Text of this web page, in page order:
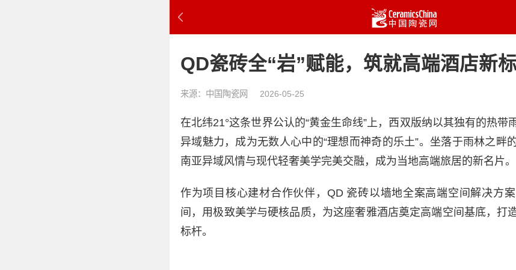
QD瓷砖全“岩”赋能，筑就高端酒店新
来源：中国陶瓷网 2026-05-25
在北纬21°这条世界公认的“黄金生命线”上，西双版纳以其独有的热带
异域魅力，成为无数人心中的“理想而神奇的乐土”。坐落于雨林之畔
南亚异域风情与现代轻奢美学完美交融，成为当地高端旅居的新名片。
作为项目核心建材合作伙伴，QD 瓷砖以墙地全案高端空间解决方
间，用极致美学与硬核品质，为这座奢雅酒店奠定高端空间基底，打
标杆。